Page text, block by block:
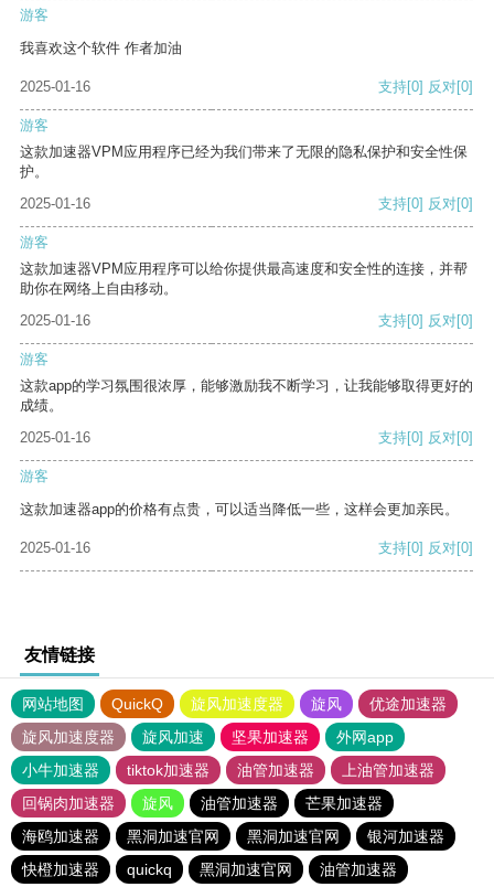
游客
我喜欢这个软件 作者加油
2025-01-16 支持[0] 反对[0]
游客
这款加速器VPM应用程序已经为我们带来了无限的隐私保护和安全性保
护。
2025-01-16
支持[0] 反对[0]
游客
这款加速器VPM应用程序可以给你提供最高速度和安全性的连接，并帮
助你在网络上自由移动。
2025-01-16
支持[0] 反对[0]
游客
这款app的学习氛围很浓厚，能够激励我不断学习，让我能够取得更好的
成绩。
2025-01-16
支持[0] 反对[0]
游客
这款加速器app的价格有点贵，可以适当降低一些，这样会更加亲民。
2025-01-16 支持[0] 反对[0]
友情链接
网站地图 QuickQ 旋风加速度器 旋风
优途加速器
旋风加速度器
旋风加速 坚果加速器
外网app
小牛加速器
tiktok加速器 油管加速器
上油管加速器
回锅肉加速器
旋风 油管加速器
芒果加速器
海鸥加速器
黑洞加速官网 黑洞加速官网
银河加速器
快橙加速器
quickq 黑洞加速官网 油管加速器